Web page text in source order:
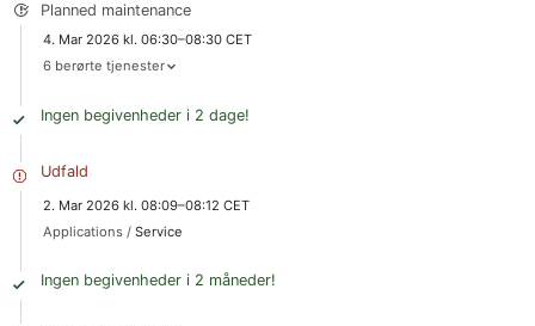
Planned maintenance
4. Mar 2026 kl. 06:30–08:30 CET
6 berørte tjenester
Ingen begivenheder i 2 dage!
Udfald
2. Mar 2026 kl. 08:09–08:12 CET
Applications / Service
Ingen begivenheder i 2 måneder!